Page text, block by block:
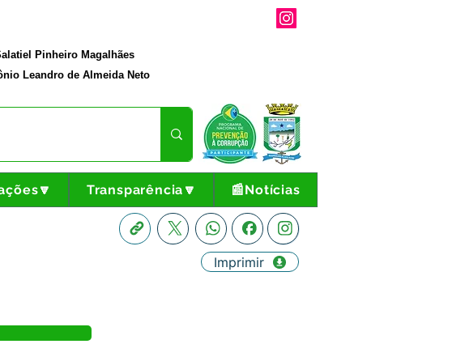
Pinheiro Magalhães
Leandro de Almeida Neto
Transparência🔽 📰Notícias
Imprimir